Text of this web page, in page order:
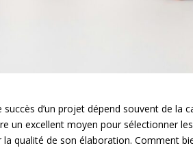
d’un projet dépend souvent de la
un excellent moyen pour sélectionner
qualité de son élaboration. Comment